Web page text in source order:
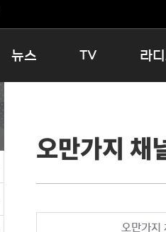
뉴스
보은
TV
인생내컷
테마기행 길
시청자 FLEX
라
16:00
우리 고
오만가지 채
오만가지